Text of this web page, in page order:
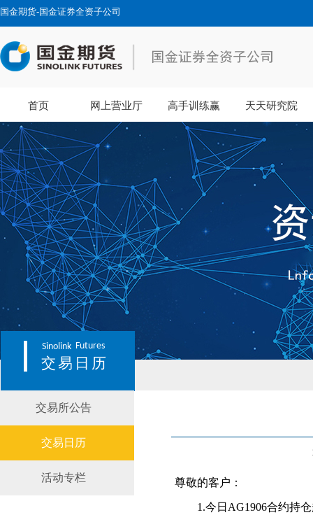
国金期货-国金证券全资子公司
首页 网上营业厅 高手训练赢 天天研究院
Sinolink Futures
交易日历
交易所公告
交易日历
活动专栏 尊敬的客户：
1.今日 AG1906合约持